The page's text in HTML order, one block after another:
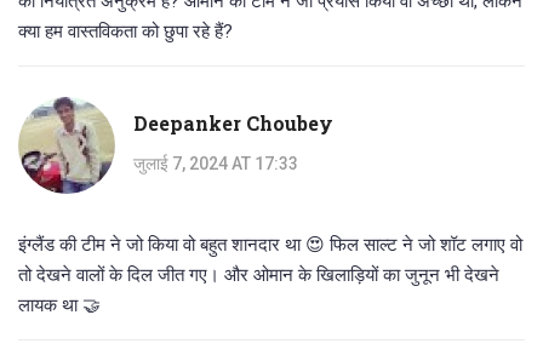
क्या हम वास्तविकता को छुपा रहे हैं?
Deepanker Choubey
जुलाई 7, 2024 AT 17:33
इंग्लैंड की टीम ने जो किया वो बहुत शानदार था 😍 फिल साल्ट ने जो शॉट लगाए वो
तो देखने वालों के दिल जीत गए। और ओमान के खिलाड़ियों का जुनून भी देखने
लायक था 🤝